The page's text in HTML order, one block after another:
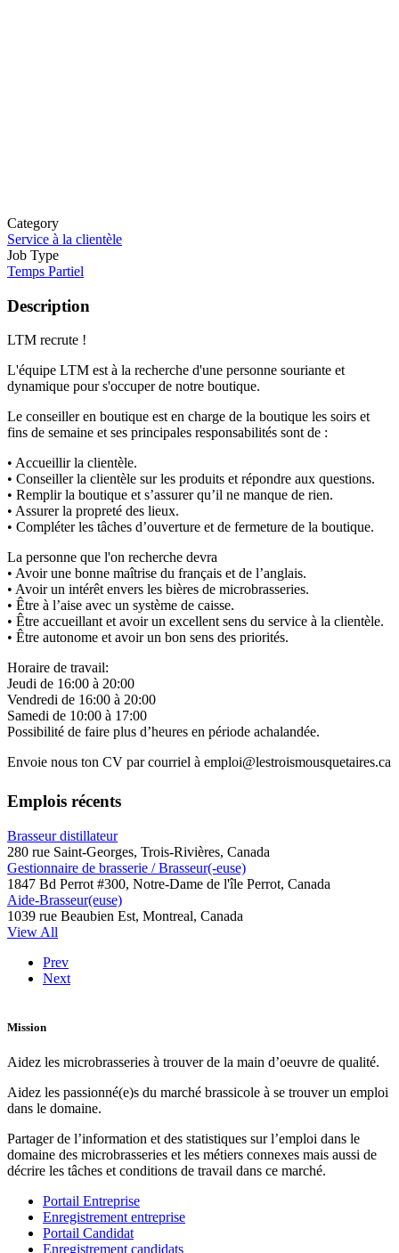
Category
Service à la clientèle
Job Type
Temps Partiel
Description
LTM recrute !
L'équipe LTM est à la recherche d'une personne souriante et
dynamique pour s'occuper de notre boutique.
Le conseiller en boutique est en charge de la boutique les soirs et
fins de semaine et ses principales responsabilités sont de :
• Accueillir la clientèle.
• Conseiller la clientèle sur les produits et répondre aux questions.
• Remplir la boutique et s’assurer qu’il ne manque de rien.
• Assurer la propreté des lieux.
• Compléter les tâches d’ouverture et de fermeture de la boutique.
La personne que l'on recherche devra
• Avoir une bonne maîtrise du français et de l’anglais.
• Avoir un intérêt envers les bières de microbrasseries.
• Être à l’aise avec un système de caisse.
• Être accueillant et avoir un excellent sens du service à la clientèle.
• Être autonome et avoir un bon sens des priorités.
Horaire de travail:
Jeudi de 16:00 à 20:00
Vendredi de 16:00 à 20:00
Samedi de 10:00 à 17:00
Possibilité de faire plus d’heures en période achalandée.
Envoie nous ton CV par courriel à emploi@lestroismousquetaires.ca
Emplois récents
Brasseur distillateur
280 rue Saint-Georges, Trois-Rivières, Canada
Gestionnaire de brasserie / Brasseur(-euse)
1847 Bd Perrot #300, Notre-Dame de l'île Perrot, Canada
Aide-Brasseur(euse)
1039 rue Beaubien Est, Montreal, Canada
View All
Prev
Next
Mission
Aidez les microbrasseries à trouver de la main d’oeuvre de qualité.
Aidez les passionné(e)s du marché brassicole à se trouver un emploi
dans le domaine.
Partager de l’information et des statistiques sur l’emploi dans le
domaine des microbrasseries et les métiers connexes mais aussi de
décrire les tâches et conditions de travail dans ce marché.
Portail Entreprise
Enregistrement entreprise
Portail Candidat
Enregistrement candidats